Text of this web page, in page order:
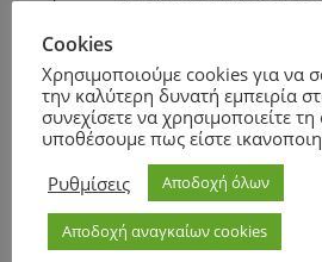
Cookies
Χρησιμοποιούμε cookies για να
την καλύτερη δυνατή εμπειρία
συνεχίσετε να χρησιμοποιείτε
υποθέσουμε πως είστε
Ρυθμίσεις
Αποδοχή όλων
Αποδοχή αναγκαίων cookies